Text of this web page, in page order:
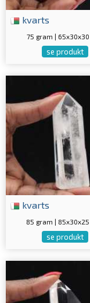
kvarts
75 gram |
se produkt
kvarts
85 gram |
se produkt